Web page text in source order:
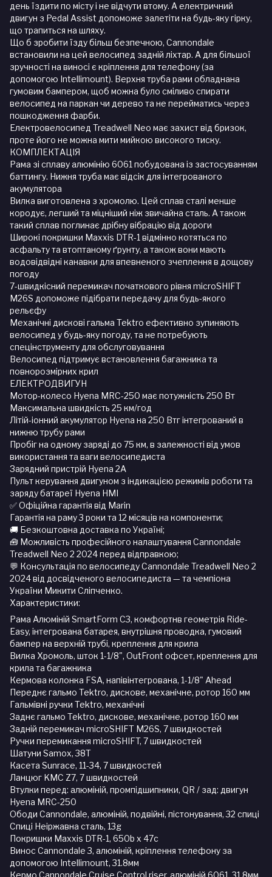
день їздити по місту і не відчути втому. А електричний
двигун з Pedal Assist допоможе залетіти на будь-яку гірку,
що трапиться на шляху.
Що б зробити їзду більш безпечною, Cannondale
встановили на цей велосипед задній ліхтар. А для більшої
зручності на виносі є кріплення для телефону (за
допомогою Intellimount). Верхня труба рами обладнана
гумовим бампером, щоб можна було сміливо спирати
велосипед на паркан чи дерево та не перейматись через
пошкодження фарби.
Електровелосипед Treadwell Neo має захист від бризок,
проте його не можна мити мийкою високого тиску.
КОМПЛЕКТАЦІЯ
Рама зі сплаву алюмінію 6061 побудована із застосуванням
баттингу. Нижня труба має відсік для інтегрованого
акумулятора
Вилка виготовлена з хромолю. Цей сплав сталі менше
кородує, легший та міцніший ніж звичайна сталь. А також
такий сплав поглинає дрібну вібрацію від дороги
Широкі покришки Maxxis DTR-1 відмінно котяться по
асфальту та втоптаному ґрунту, а також вони мають
водовідвідні канавки для впевненого зчеплення в дощову
погоду
7-швидкісний перемикач початкового рівня microSHIFT
M26S допоможе підібрати передачу для будь-якого
рельєфу
Механічні дискові гальма Tektro ефективно зупиняють
велосипед у будь-яку погоду, та не потребують
спецінструменту для обслуговування
Велосипед підтримує встановлення багажника та
повнорозмірних крил
ЕЛЕКТРОДВИГУН
Мотор-колесо Hyena MRC-250 має потужність 250 Вт
Максимальна швидкість 25 км/год
Літій-іонний акумулятор Hyena на 250 Втг інтегрований в
нижню трубу рами
Пробіг на одному заряді до 75 км, в залежності від умов
використання та ваги велосипедиста
Зарядний пристрій Hyena 2А
Пульт керування двигуном з індикацією режимів роботи та
заряду батареї Hyena HMI
✅ Офіційна гарантія від Marin
Гарантія на раму 3 роки та 12 місяців на компоненти;
🚚 Безкоштовна доставка по Україні;
🧰 Можливість професійного налаштування Cannondale
Treadwell Neo 2 2024 перед відправкою;
💬 Консультація по велосипеду Cannondale Treadwell Neo 2
2024 від досвідченого велосипедиста — та чемпіона
України Микити Сліпченко.
Характеристики:
Рама Алюміній SmartForm C3, комфортнв геометрія Ride-
Easy, інтегрована батарея, внутрішня проводка, гумовий
бампер на верхній трубі, креплення для крила
Вилка Хромоль, шток 1-1/8", OutFront офсет, креплення для
крила та багажника
Кермова колонка FSA, напівінтегрована, 1-1/8" Ahead
Переднє гальмо Tektro, дискове, механічне, ротор 160 мм
Гальмівні ручки Tektro, механічні
Заднє гальмо Tektro, дискове, механічне, ротор 160 мм
Задній перемикач microSHIFT M26S, 7 швидкостей
Ручки перемикання microSHIFT, 7 швидкостей
Шатуни Samox, 38T
Касета Sunrace, 11-34, 7 швидкостей
Ланцюг KMC Z7, 7 швидкостей
Втулки перед: алюміній, промпідшипники, QR / зад: двигун
Hyena MRC-250
Ободи Cannondale, алюміній, подвійні, пістонування, 32 спиці
Спиці Неіржавна сталь, 13g
Покришки Maxxis DTR-1, 650b x 47c
Винос Cannondale 3, алюміній, кріплення телефону за
допомогою Intellimount, 31.8мм